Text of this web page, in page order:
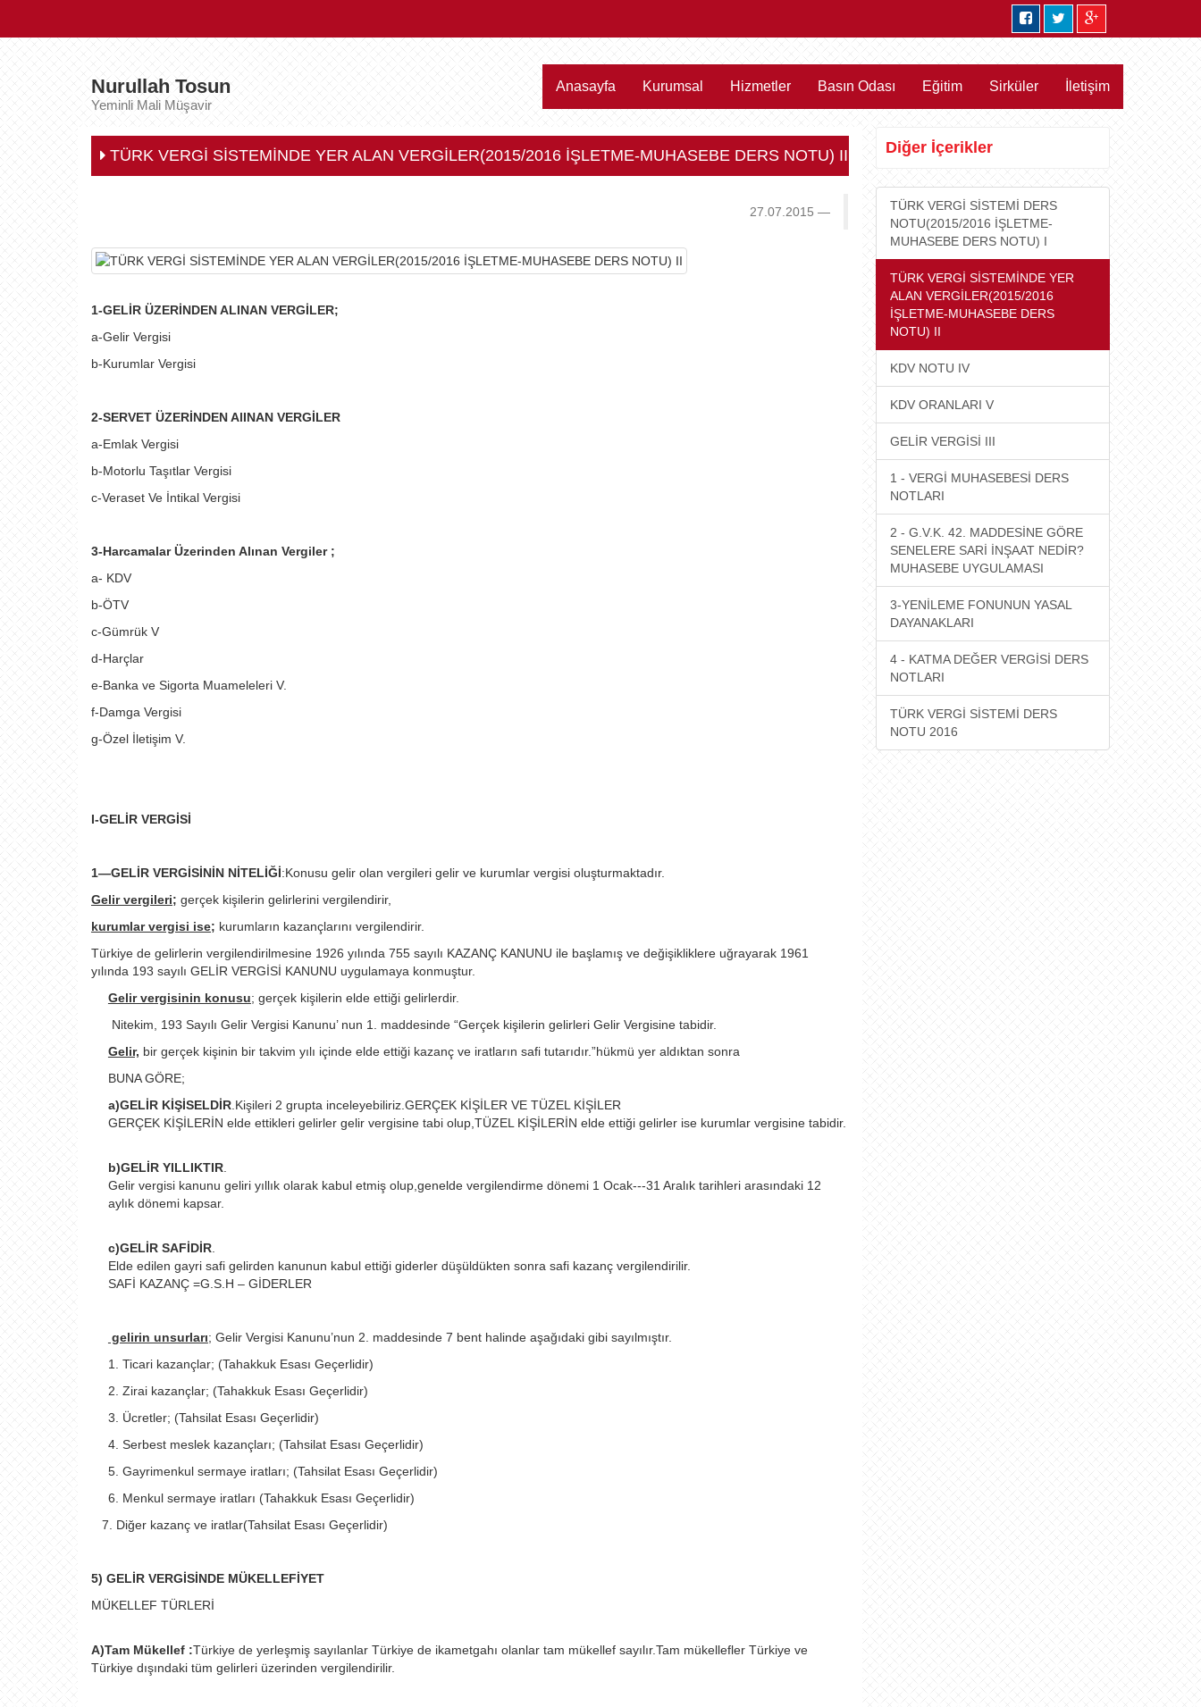
Nurullah Tosun
Yeminli Mali Müşavir
Anasayfa Kurumsal Hizmetler Basın Odası Eğitim Sirküler İletişim
TÜRK VERGİ SİSTEMİNDE YER ALAN VERGİLER(2015/2016 İŞLETME-MUHASEBE DERS NOTU) II
27.07.2015
1-GELİR ÜZERİNDEN ALINAN VERGİLER;
a-Gelir Vergisi
b-Kurumlar Vergisi
2-SERVET ÜZERİNDEN AlINAN VERGİLER
a-Emlak Vergisi
b-Motorlu Taşıtlar Vergisi
c-Veraset Ve İntikal Vergisi
3-Harcamalar Üzerinden Alınan Vergiler ;
a- KDV
b-ÖTV
c-Gümrük V
d-Harçlar
e-Banka ve Sigorta Muameleleri V.
f-Damga Vergisi
g-Özel İletişim V.
I-GELİR VERGİSİ
1—GELİR VERGİSİNİN NİTELİĞİ:Konusu gelir olan vergileri gelir ve kurumlar vergisi oluşturmaktadır.
Gelir vergileri; gerçek kişilerin gelirlerini vergilendirir,
kurumlar vergisi ise; kurumların kazançlarını vergilendirir.
Türkiye de gelirlerin vergilendirilmesine 1926 yılında 755 sayılı KAZANÇ KANUNU ile başlamış ve değişikliklere uğrayarak 1961
yılında 193 sayılı GELİR VERGİSİ KANUNU uygulamaya konmuştur.
Gelir vergisinin konusu; gerçek kişilerin elde ettiği gelirlerdir.
Nitekim, 193 Sayılı Gelir Vergisi Kanunu’ nun 1. maddesinde “Gerçek kişilerin gelirleri Gelir Vergisine tabidir.
Gelir, bir gerçek kişinin bir takvim yılı içinde elde ettiği kazanç ve iratların safi tutarıdır.”hükmü yer aldıktan sonra
BUNA GÖRE;
a)GELİR KİŞİSELDİR.Kişileri 2 grupta inceleyebiliriz.GERÇEK KİŞİLER VE TÜZEL KİŞİLER
GERÇEK KİŞİLERİN elde ettikleri gelirler gelir vergisine tabi olup,TÜZEL KİŞİLERİN elde ettiği gelirler ise kurumlar vergisine tabidir.
b)GELİR YILLIKTIR.
Gelir vergisi kanunu geliri yıllık olarak kabul etmiş olup,genelde vergilendirme dönemi 1 Ocak---31 Aralık tarihleri arasındaki 12
aylık dönemi kapsar.
c)GELİR SAFİDİR.
Elde edilen gayri safi gelirden kanunun kabul ettiği giderler düşüldükten sonra safi kazanç vergilendirilir.
SAFİ KAZANÇ =G.S.H – GİDERLER
gelirin unsurları; Gelir Vergisi Kanunu’nun 2. maddesinde 7 bent halinde aşağıdaki gibi sayılmıştır.
1. Ticari kazançlar; (Tahakkuk Esası Geçerlidir)
2. Zirai kazançlar; (Tahakkuk Esası Geçerlidir)
3. Ücretler; (Tahsilat Esası Geçerlidir)
4. Serbest meslek kazançları; (Tahsilat Esası Geçerlidir)
5. Gayrimenkul sermaye iratları; (Tahsilat Esası Geçerlidir)
6. Menkul sermaye iratları (Tahakkuk Esası Geçerlidir)
7. Diğer kazanç ve iratlar(Tahsilat Esası Geçerlidir)
5) GELİR VERGİSİNDE MÜKELLEFİYET
MÜKELLEF TÜRLERİ
A)Tam Mükellef :Türkiye de yerleşmiş sayılanlar Türkiye de ikametgahı olanlar tam mükellef sayılır.Tam mükellefler Türkiye ve
Türkiye dışındaki tüm gelirleri üzerinden vergilendirilir.
Diğer İçerikler
TÜRK VERGİ SİSTEMİ DERS
NOTU(2015/2016 İŞLETME-
MUHASEBE DERS NOTU) I
TÜRK VERGİ SİSTEMİNDE YER
ALAN VERGİLER(2015/2016
İŞLETME-MUHASEBE DERS
NOTU) II
KDV NOTU IV
KDV ORANLARI V
GELİR VERGİSİ III
1 - VERGİ MUHASEBESİ DERS
NOTLARI
2 - G.V.K. 42. MADDESİNE GÖRE
SENELERE SARİ İNŞAAT NEDİR?
MUHASEBE UYGULAMASI
3-YENİLEME FONUNUN YASAL
DAYANAKLARI
4 - KATMA DEĞER VERGİSİ DERS
NOTLARI
TÜRK VERGİ SİSTEMİ DERS
NOTU 2016